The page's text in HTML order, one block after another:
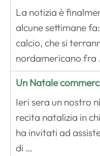
La notizia è
alcune settimane
calcio, che si
nordamericano fra
Un Natale
Ieri sera un nostro
recita natalizia in
ha invitati ad
di …